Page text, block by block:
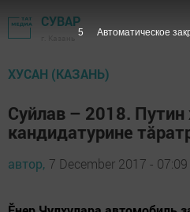
СУВАР
ХУСАН (КАЗАНЬ)
Суйлав – 2018. Путин
кандидатурине
автор, 7 December 2017 - 07:09
4 Автоматическое